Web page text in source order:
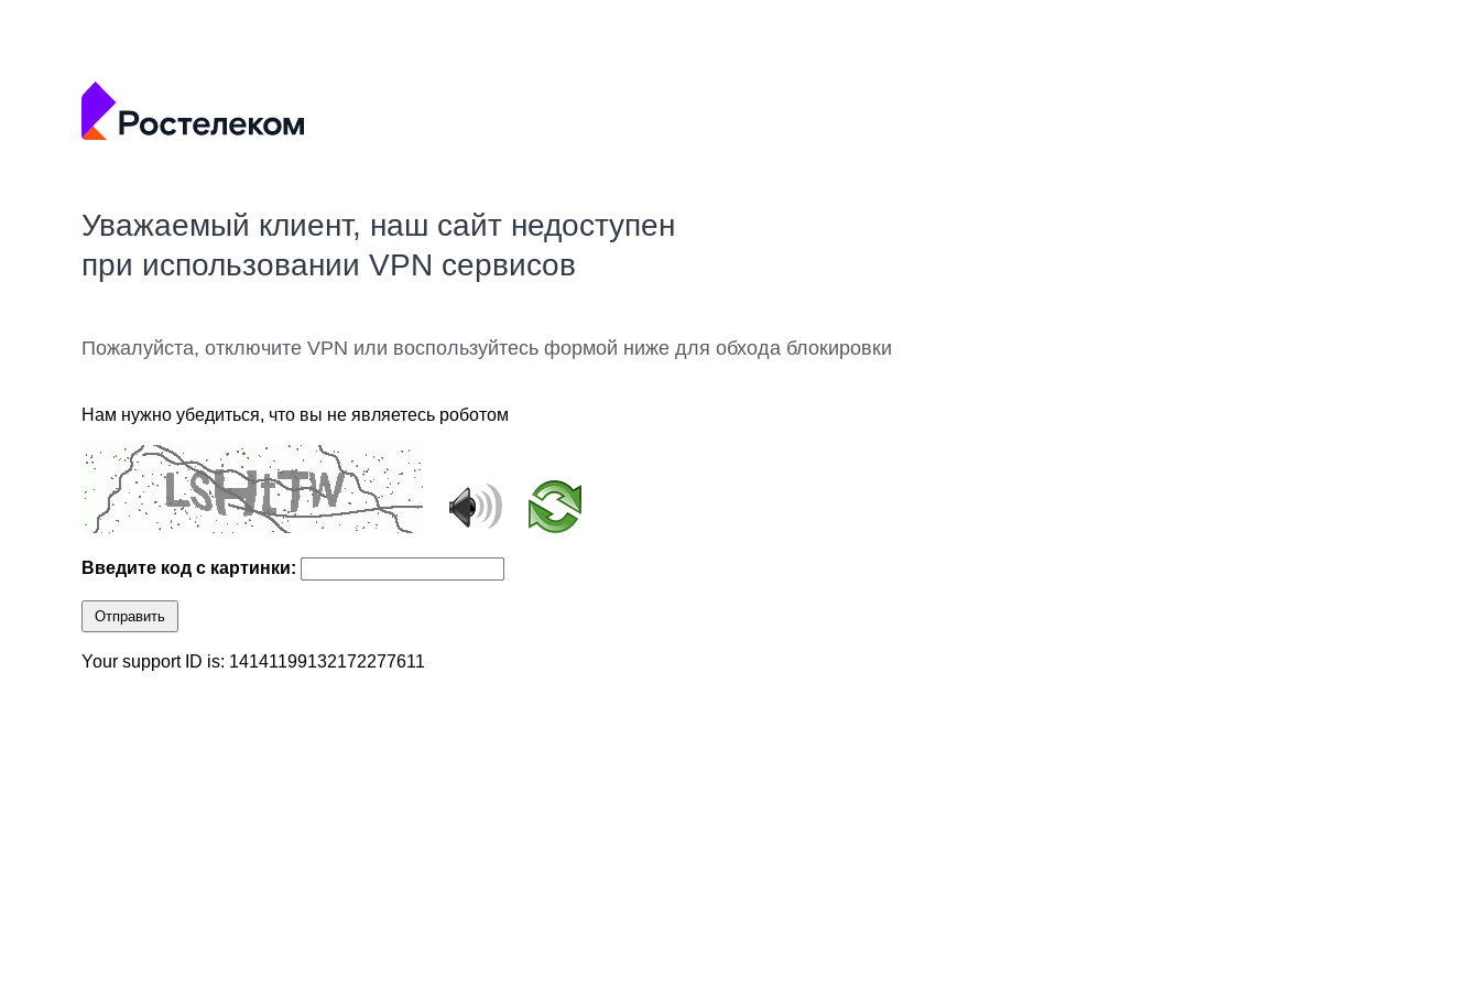
Уважаемый клиент, наш сайт недоступен
при использовании VPN сервисов
Пожалуйста, отключите VPN или воспользуйтесь формой ниже для обхода блокировки
Нам нужно убедиться, что вы не являетесь роботом
Введите код с картинки:
Отправить
Your support ID is: 14141199132172277611